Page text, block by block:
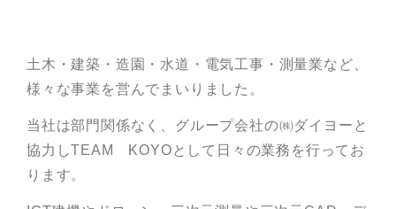
土木・建築・造園・水道・電気工事・測量業など、
様々な事業を営んでまいりました。
当社は部門関係なく、グループ会社の㈱ダイヨーと
協力しTEAM KOYOとして日々の業務を行ってお
ります。